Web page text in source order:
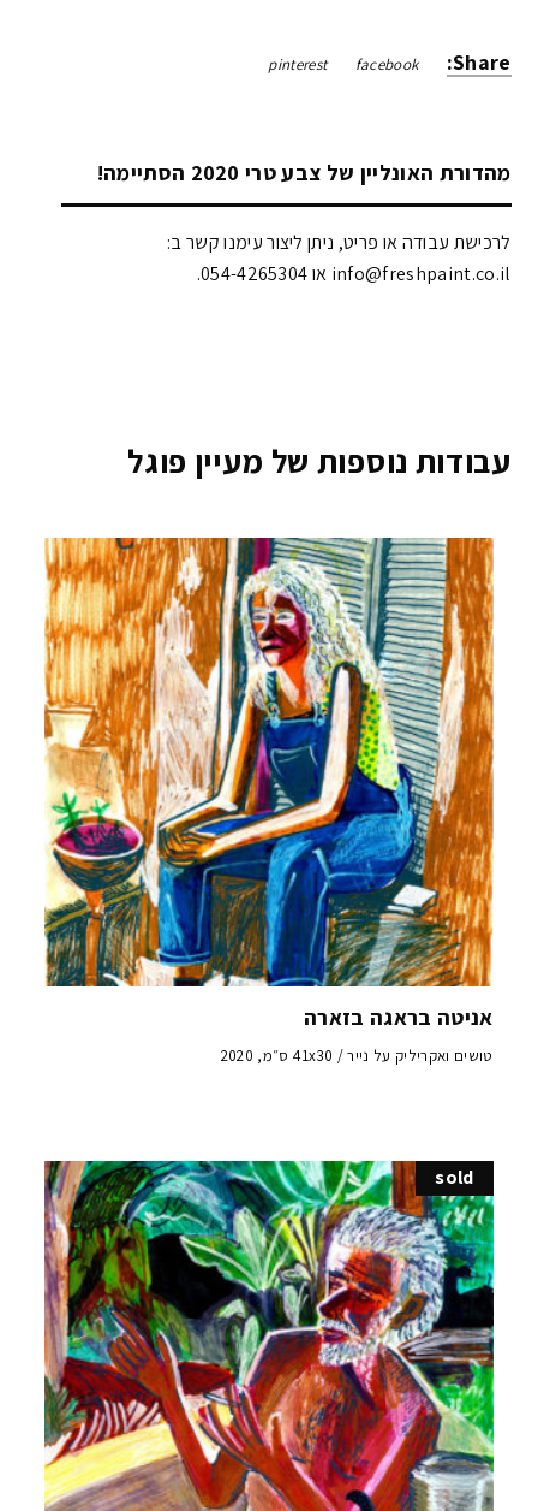
Share:
facebook
pinterest
מהדורת האונליין של צבע טרי 2020 הסתיימה!
לרכישת עבודה או פריט, ניתן ליצור עימנו קשר ב:
info@freshpaint.co.il‏ או 054-4265304.
עבודות נוספות של מעיין פוגל
אניטה בראגה בזארה
טושים ואקריליק על נייר / 41x30 ס״מ, 2020
sold